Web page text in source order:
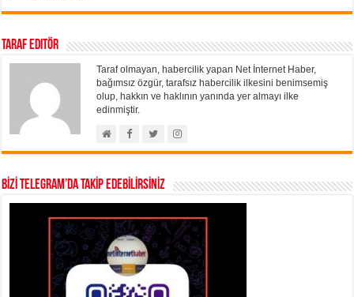
Taraf Editör
Taraf olmayan, habercilik yapan Net İnternet Haber,
bağımsız özgür, tarafsız habercilik ilkesini benimsemiş
olup, hakkın ve haklının yanında yer almayı ilke
edinmiştir.
BİZİ TELEGRAM’DA TAKİP EDEBİLİRSİNİZ